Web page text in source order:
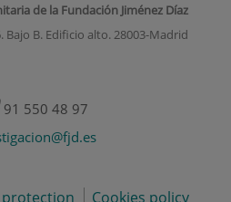
de la Fundación Jiménez Díaz
Bajo B. Edificio alto. 28003-Madrid
91 550 48 97
protection Cookies policy